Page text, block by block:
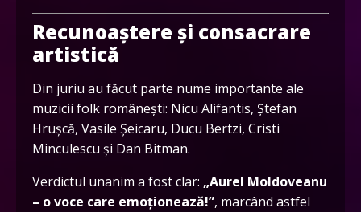
Recunoaștere și consacrare
artistică
Din juriu au făcut parte nume importante ale
muzicii folk românești: Nicu Alifantis, Ștefan
Hrușcă, Vasile Șeicaru, Ducu Bertzi, Cristi
Minculescu și Dan Bitman.
Verdictul unanim a fost clar: „Aurel Moldoveanu
– o voce care emoționează!”, marcând astfel